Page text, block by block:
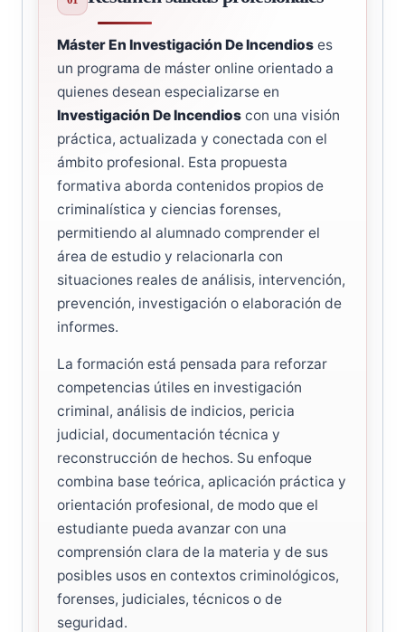
Máster En Investigación De Incendios es
un programa de máster online orientado a
quienes desean especializarse en
Investigación De Incendios con una visión
práctica, actualizada y conectada con el
ámbito profesional. Esta propuesta
formativa aborda contenidos propios de
criminalística y ciencias forenses,
permitiendo al alumnado comprender el
área de estudio y relacionarla con
situaciones reales de análisis, intervención,
prevención, investigación o elaboración de
informes.
La formación está pensada para reforzar
competencias útiles en investigación
criminal, análisis de indicios, pericia
judicial, documentación técnica y
reconstrucción de hechos. Su enfoque
combina base teórica, aplicación práctica y
orientación profesional, de modo que el
estudiante pueda avanzar con una
comprensión clara de la materia y de sus
posibles usos en contextos criminológicos,
forenses, judiciales, técnicos o de
seguridad.